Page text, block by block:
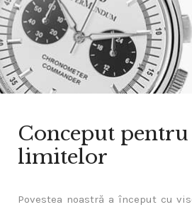
Conceput
limitelor
Povestea noastră a început cu